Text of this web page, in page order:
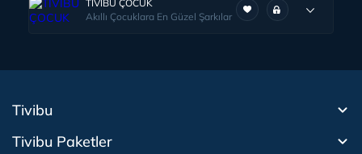
TİVİBU ÇOCUK
Akıllı Çocuklara En Güzel Şarkılar
Tivibu
Tivibu Android TV
Tivibu Paketler